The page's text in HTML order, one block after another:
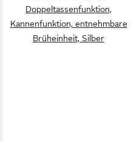
Doppeltassenfunktion,
Kannenfunktion, entnehmbare
Brüheinheit, Silber